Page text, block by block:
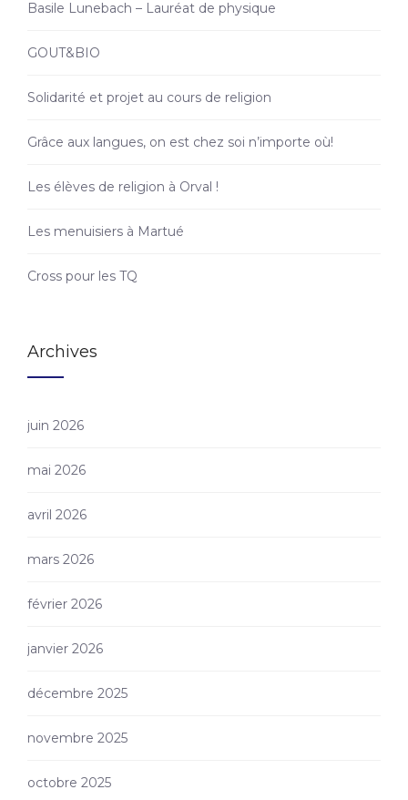
Basile Lunebach – Lauréat de physique
GOUT&BIO
Solidarité et projet au cours de religion
Grâce aux langues, on est chez soi n’importe où!
Les élèves de religion à Orval !
Les menuisiers à Martué
Cross pour les TQ
Archives
juin 2026
mai 2026
avril 2026
mars 2026
février 2026
janvier 2026
décembre 2025
novembre 2025
octobre 2025